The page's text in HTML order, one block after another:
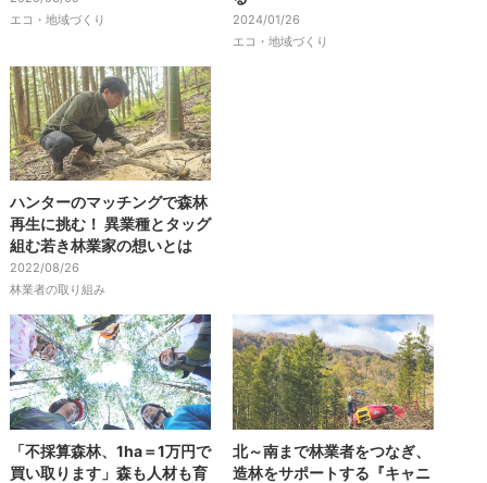
エコ・地域づくり
2024/01/26
エコ・地域づくり
ハンターのマッチングで森林
再生に挑む！ 異業種とタッグ
組む若き林業家の想いとは
2022/08/26
林業者の取り組み
「不採算森林、1ha＝1万円で
買い取ります」森も人材も育
北～南まで林業者をつなぎ、
造林をサポートする『キャニ